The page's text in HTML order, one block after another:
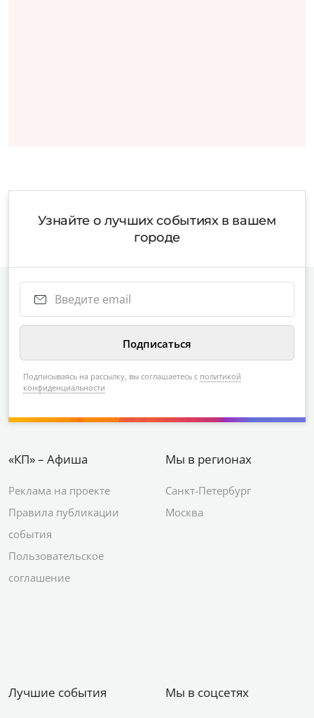
Узнайте о лучших событиях в вашем
городе
Подписываясь на рассылку, вы соглашаетесь с политикой
конфиденциальности
«КП» – Афиша
Реклама на проекте
Правила публикации
события
Пользовательское
соглашение
Мы в регионах
Санкт-Петербург
Москва
Лучшие события Мы в соцсетях